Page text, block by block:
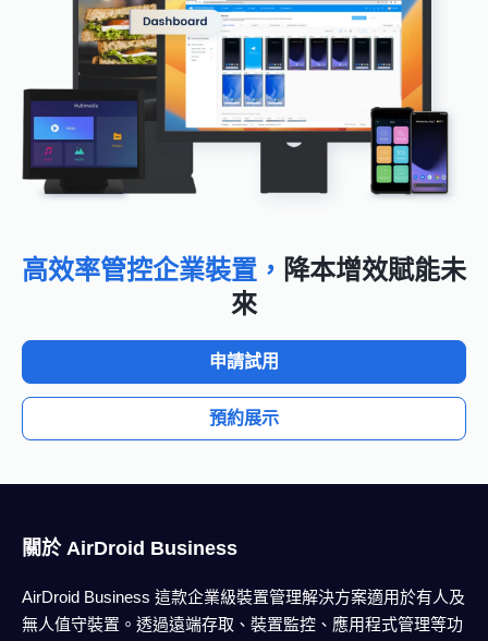
高效率管控企業裝置， 降本增效賦能未
來
申請試用
預約展示
關於 AirDroid Business
AirDroid Business 這款企業級裝置管理解決方案適用於有人及
無人值守裝置。透過遠端存取、裝置監控、應用程式管理等功